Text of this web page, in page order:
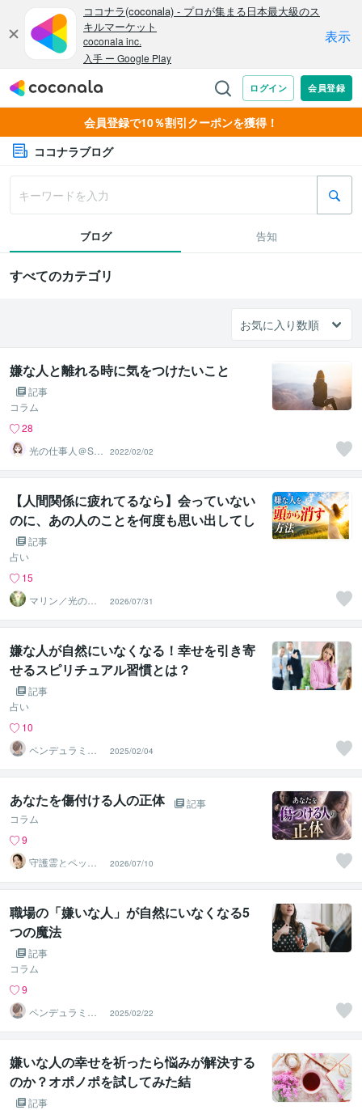
会員登録で10％割引クーポンを獲得！
ココナラブログ
ブログ 告知
すべてのカテゴリ
嫌な人と離れる時に気をつけたいこと
記事
コラム
28
光の仕事人＠SA
CHIKO
2022/02/02
【人間関係に疲れてるなら】会っていない
のに、あの人のことを何度も思い出してし
まう。
記事
占い
15
マリン／光のカ
ウンセラー
2026/07/31
嫌な人が自然にいなくなる！幸せを引き寄
せるスピリチュアル習慣とは？
記事
占い
10
ペンデュラミス
ト・ローレン
2025/02/04
あなたを傷付ける人の正体
記事
コラム
9
守護霊とペット
の通訳者 まりあ
2026/07/10
職場の「嫌いな人」が自然にいなくなる5
つの魔法
記事
コラム
9
ペンデュラミス
ト・ローレン
2025/02/22
嫌いな人の幸せを祈ったら悩みが解決する
のか？オポノポを試してみた結
記事